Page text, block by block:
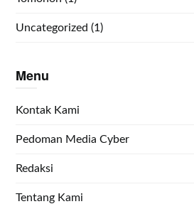
Uncategorized (1)
Menu
Kontak Kami
Pedoman Media Cyber
Redaksi
Tentang Kami